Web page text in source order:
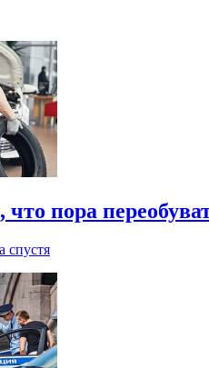
пора
спустя